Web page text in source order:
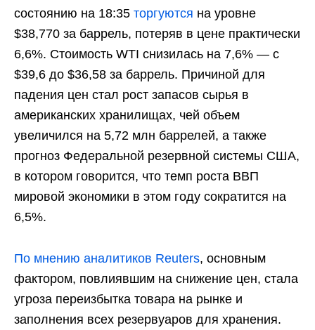
состоянию на 18:35 торгуются на уровне
$38,770 за баррель, потеряв в цене практически
6,6%. Стоимость WTI снизилась на 7,6% — с
$39,6 до $36,58 за баррель. Причиной для
падения цен стал рост запасов сырья в
американских хранилищах, чей объем
увеличился на 5,72 млн баррелей, а также
прогноз Федеральной резервной системы США,
в котором говорится, что темп роста ВВП
мировой экономики в этом году сократится на
6,5%.
По мнению аналитиков Reuters, основным
фактором, повлиявшим на снижение цен, стала
угроза переизбытка товара на рынке и
заполнения всех резервуаров для хранения.